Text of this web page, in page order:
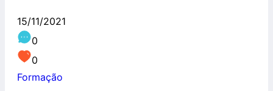
15/11/2021
0
0
Formação